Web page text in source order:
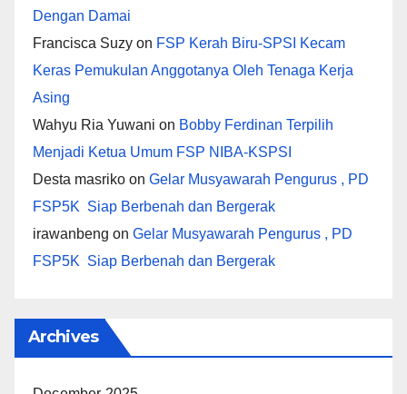
Dengan Damai
Francisca Suzy on FSP Kerah Biru-SPSI Kecam
Keras Pemukulan Anggotanya Oleh Tenaga Kerja
Asing
Wahyu Ria Yuwani on Bobby Ferdinan Terpilih
Menjadi Ketua Umum FSP NIBA-KSPSI
Desta masriko on Gelar Musyawarah Pengurus , PD
FSP5K Siap Berbenah dan Bergerak
irawanbeng on Gelar Musyawarah Pengurus , PD
FSP5K Siap Berbenah dan Bergerak
Archives